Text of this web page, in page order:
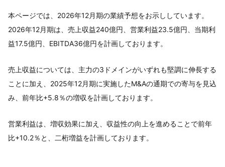
本ページでは、2026年12月期の業績予想をお示ししています。
2026年12月期は、売上収益240億円、営業利益23.5億円、当期利
益17.5億円、EBITDA36億円を計画しております。
売上収益については、主力の3ドメインがいずれも堅調に伸長する
ことに加え、2025年12月期に実施したM&Aの通期での寄与を見込
み、前年比+5.8％の増収を計画しております。
営業利益は、増収効果に加え、収益性の向上を進めることで前年
比+10.2％と、二桁増益を計画しております。